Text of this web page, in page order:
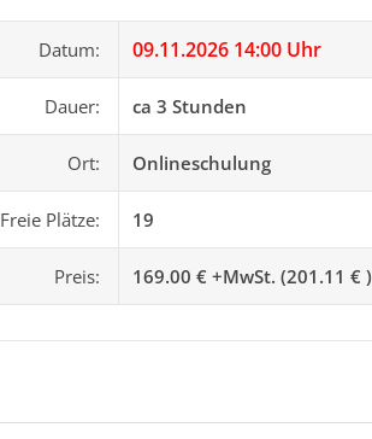
Datum: 09.11.2026 14:00 Uhr
Dauer: ca 3 Stunden
Ort: Onlineschulung
Freie Plätze: 19
Preis: 169.00 € +MwSt. (201.11 € )